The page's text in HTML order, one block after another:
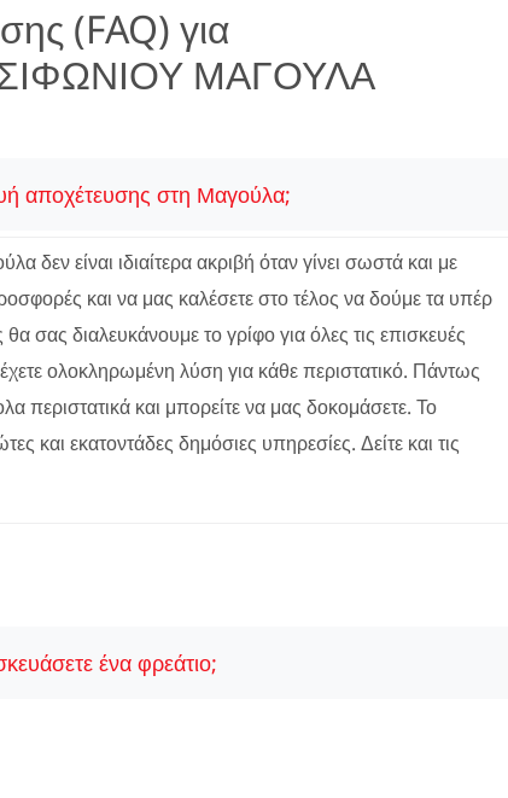
(FAQ) για
ΜΑΓΟΥΛΑ
αποχέτευσης στη Μαγούλα;
δεν είναι ιδιαίτερα ακριβή όταν γίνει σωστά και με
και να μας καλέσετε στο τέλος να δούμε τα υπέρ
σας διαλευκάνουμε το γρίφο για όλες τις επισκευές
ολοκληρωμένη λύση για κάθε περιστατικό. Πάντως
περιστατικά και μπορείτε να μας δοκομάσετε. Το
και εκατοντάδες δημόσιες υπηρεσίες. Δείτε και τις
ένα φρεάτιο;